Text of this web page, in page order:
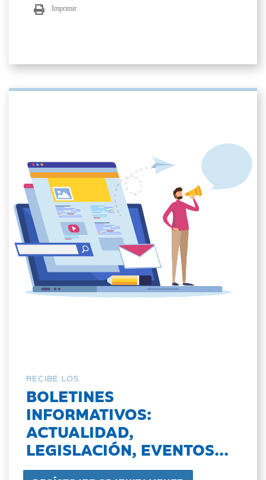
Imprimir
RECIBE LOS
BOLETINES
INFORMATIVOS:
ACTUALIDAD,
LEGISLACIÓN, EVENTOS...